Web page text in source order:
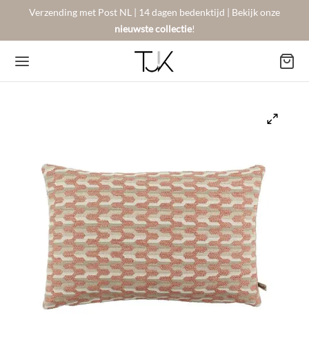
Verzending met Post NL | 14 dagen bedenktijd | Bekijk onze
nieuwste collectie!
Berger New!
BERGER
vragen
Voorwaarden